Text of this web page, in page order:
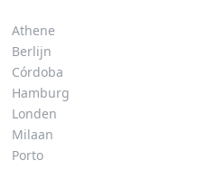
Athene
Berlijn
Córdoba
Hamburg
Londen
Milaan
Porto